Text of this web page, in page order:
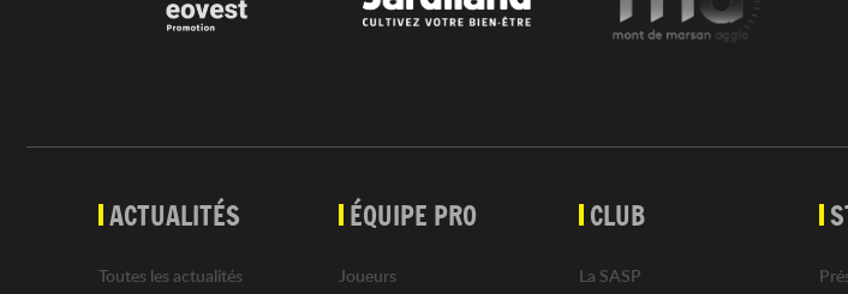
ACTUALITÉS
Toutes les actualités
ÉQUIPE PRO
Joueurs
CLUB
La SASP